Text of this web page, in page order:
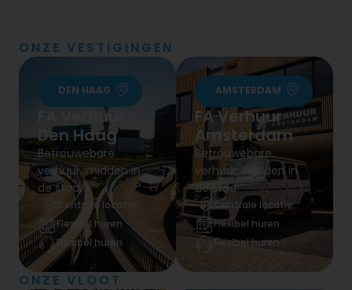
ONZE VESTIGINGEN
DEN HAAG
FA Verhuur
Den Haag
Betrouwebare
verhuur, midden in
de stad.
Centrale locatie
Flexibel huren
Flexibel huren
AMSTERDAM
FA Verhuur
Amsterdam
Betrouwebare
verhuur, midden in
de stad.
Centrale locatie
Flexibel huren
Flexibel huren
ONZE VLOOT